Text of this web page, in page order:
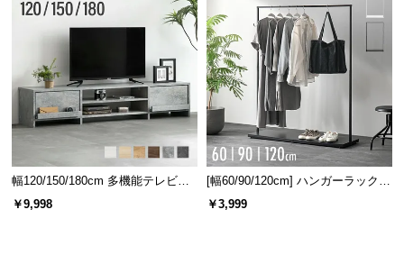
幅120/150/180cm 多機能テレビボ
ード 木目/石目調 オープン収納・
￥9,998
[幅60/90/120cm] ハンガーラック
スチール 4段階高さ調節 サイドフ
￥3,999